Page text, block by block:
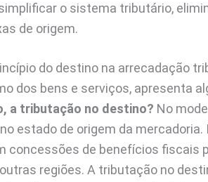
o sistema tributário,
de origem.
do destino na arrecadação
dos bens e serviços, apresenta
a tributação no destino? No
estado de origem da
concessões de benefícios fiscais
regiões. A tributação no